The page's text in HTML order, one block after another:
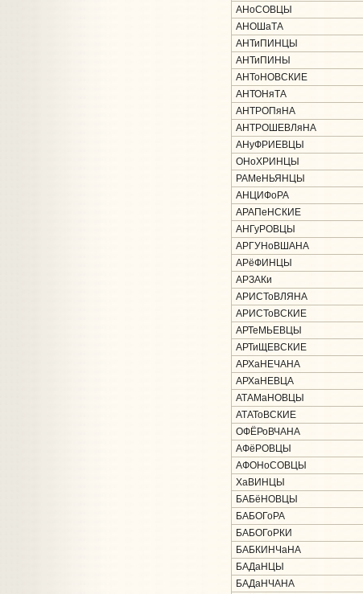
АНоСОВЦЫ
АНОШаТА
АНТиПИНЦЫ
АНТиПИНЫ
АНТоНОВСКИЕ
АНТОНяТА
АНТРОПяНА
АНТРОШЕВЛяНА
АНуФРИЕВЦЫ
ОНоХРИНЦЫ
РАМеНЬЯНЦЫ
АНЦИФоРА
АРАПеНСКИЕ
АНГуРОВЦЫ
АРГУНоВШАНА
АРёФИНЦЫ
АРЗАКи
АРИСТоВЛЯНА
АРИСТоВСКИЕ
АРТеМЬЕВЦЫ
АРТиЩЕВСКИЕ
АРХаНЕЧАНА
АРХаНЕВЦА
АТАМаНОВЦЫ
АТАТоВСКИЕ
ОФЁРоВЧАНА
АФёРОВЦЫ
АФОНоСОВЦЫ
ХаВИНЦЫ
БАБёНОВЦЫ
БАБОГоРА
БАБОГоРКИ
БАБКИНЧаНА
БАДаНЦЫ
БАДаНЧАНА